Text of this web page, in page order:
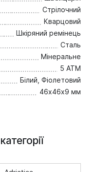
Стрілочний
Кварцовий
Шкіряний ремінець
Сталь
Мінеральне
5 ATM
Білий, Фіолетовий
46х46х9 мм